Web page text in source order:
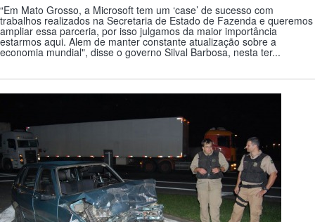
“Em Mato Grosso, a Microsoft tem um ‘case’ de sucesso com
trabalhos realizados na Secretaria de Estado de Fazenda e queremos
ampliar essa parceria, por isso julgamos da maior importância
estarmos aqui. Alem de manter constante atualização sobre a
economia mundial", disse o governo Silval Barbosa, nesta ter...